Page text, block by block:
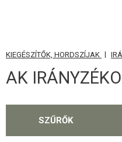
KATEGÓRIA
AIRSOFT FEGYVEREK
GRÁNÁTVETŐK, GRÁNÁTOK
KIEGÉSZÍTŐK, HORDSZÍJAK |
AK
SZŰRŐK